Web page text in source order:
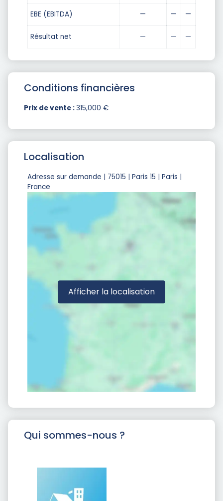
EBE (EBITDA) — — —
Résultat net — — —
Conditions financières
Prix de vente :315,000 €
Localisation
Adresse sur demande | 75015 | Paris 15 | Paris |
France
Afficher la localisation
Qui sommes-nous ?